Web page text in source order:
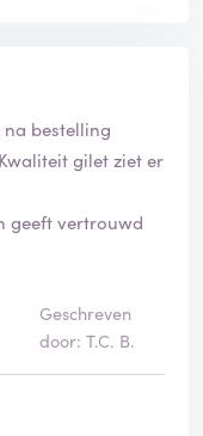
bestelling
gilet ziet er
geeft vertrouwd
Geschreven
door: T.C. B.